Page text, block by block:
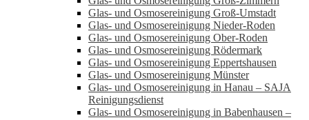
Glas- und Osmosereinigung Groß-Umstadt
Glas- und Osmosereinigung Nieder-Roden
Glas- und Osmosereinigung Ober-Roden
Glas- und Osmosereinigung Rödermark
Glas- und Osmosereinigung Eppertshausen
Glas- und Osmosereinigung Münster
Glas- und Osmosereinigung in Hanau – SAJA
Reinigungsdienst
Glas- und Osmosereinigung in Babenhausen –